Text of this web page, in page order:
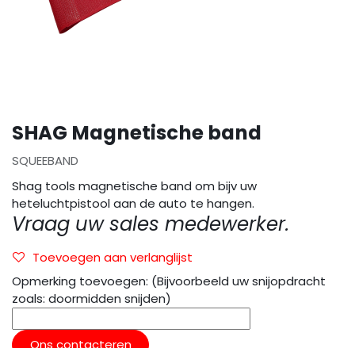
SHAG Magnetische band
SQUEEBAND
Shag tools magnetische band om bijv uw
heteluchtpistool aan de auto te hangen.
Vraag uw sales medewerker.
Toevoegen aan verlanglijst
Opmerking toevoegen: (Bijvoorbeeld uw snijopdracht
zoals: doormidden snijden)
Ons contacteren